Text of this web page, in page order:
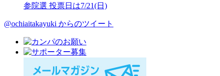
参院選 投票日は7/21(日)
@ochiaitakayuki からのツイート